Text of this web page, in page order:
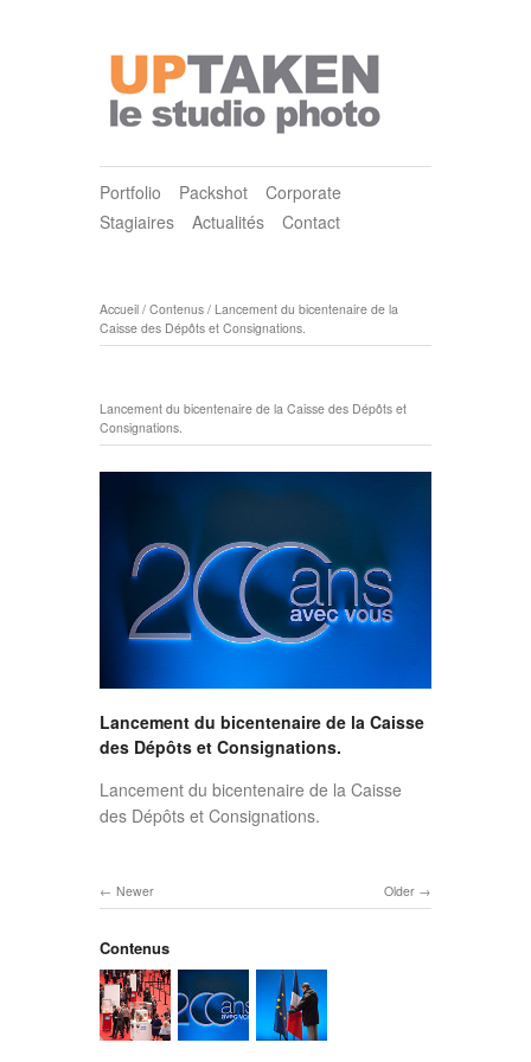
Portfolio Packshot
Corporate
Stagiaires
Actualités Contact
Accueil / Contenus / Lancement du bicentenaire de la
Caisse des Dépôts et Consignations.
Lancement du bicentenaire de la Caisse des Dépôts et
Consignations.
Lancement du bicentenaire de la Caisse
des Dépôts et Consignations.
Lancement du bicentenaire de la Caisse
des Dépôts et Consignations.
Older
Newer
Contenus